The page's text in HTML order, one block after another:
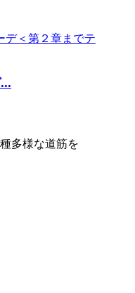
多様な道筋を